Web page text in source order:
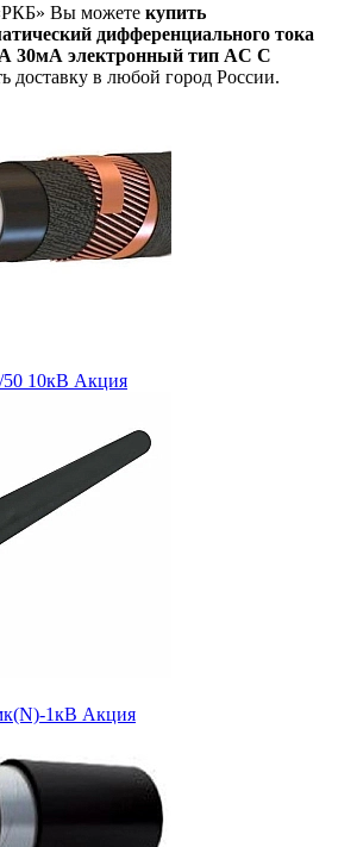
Вы можете купить
дифференциального тока
30мА электронный тип AC C
доставку в любой город России.
10кВ Акция
1кВ Акция